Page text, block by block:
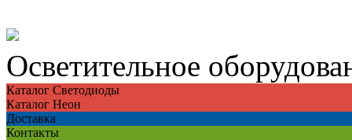
Осветительное
Каталог Светодиоды
Каталог Неон
Доставка
Контакты